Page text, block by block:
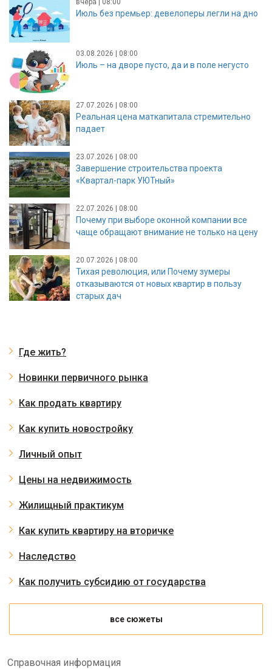
вчера | 08:00
Июль без премьер: девелоперы легли на дно
03.08.2026 | 08:00
Июль – на дворе пусто, да и в поле негусто
27.07.2026 | 08:00
Реальная цена маткапитала стремительно
падает
23.07.2026 | 08:00
Завершение строительства проекта
«Квартал-парк УЮТный»
22.07.2026 | 08:00
Почему при выборе оконной компании все
чаще обращают внимание не только на цену
20.07.2026 | 08:00
Тихая революция, или Почему зумеры
отказываются от новых квартир в пользу
старых дач
Где жить?
Новинки первичного рынка
Как продать квартиру
Как купить новостройку
Личный опыт
Цены на недвижимость
Жилищный практикум
Как купить квартиру на вторичке
Наследство
Как получить субсидию от государства
все сюжеты
Справочная информация